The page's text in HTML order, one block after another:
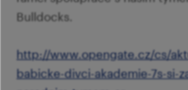
Bulldocks.
http://www.opengate.cz/cs/
babicke-divci-akademie-7s-si-